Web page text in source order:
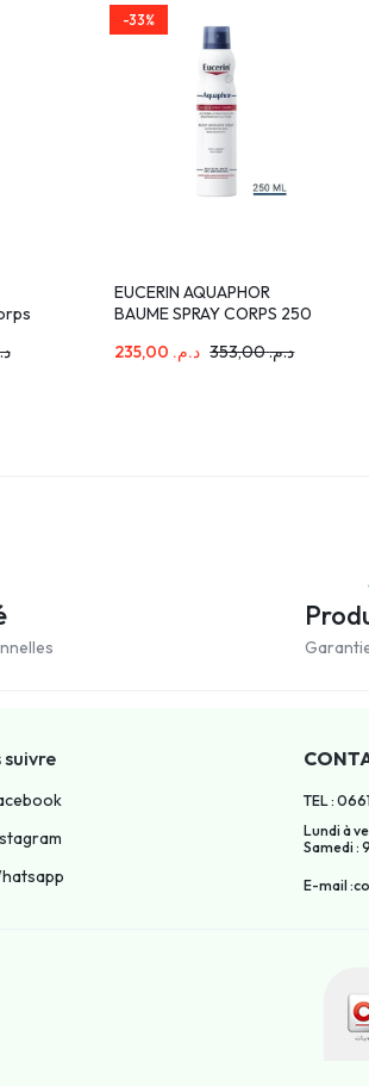
-33%
EUCERIN AQUAPHOR
BAUME SPRAY CORPS 250
د.م. د.م.353,00
suivre
TEL :
Lundi à
Samedi :
E-mail